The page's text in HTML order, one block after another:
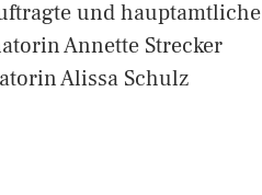
und hauptamtliche
Annette Strecker
Alissa Schulz